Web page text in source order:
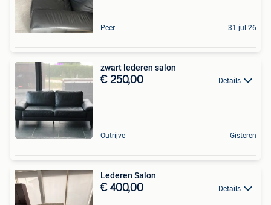
Peer 31 jul 26
zwart lederen salon
€ 250,00 Details
Outrijve Gisteren
Lederen Salon
€ 400,00 Details